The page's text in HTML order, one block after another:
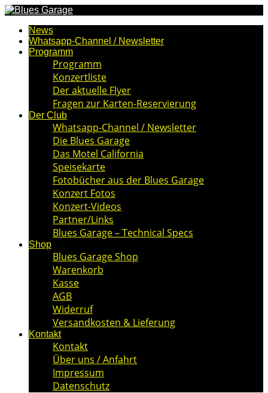
News
Whatsapp-Channel / Newsletter
Programm
Programm
Konzertliste
Der aktuelle Flyer
Fragen zur Karten-Reservierung
Der Club
Whatsapp-Channel / Newsletter
Die Blues Garage
Das Motel California
Speisekarte
Fotobücher aus der Blues Garage
Konzert Fotos
Konzert-Videos
Partner/Links
Blues Garage – Technical Specs
Shop
Blues Garage Shop
Warenkorb
Kasse
AGB
Widerruf
Versandkosten & Lieferung
Kontakt
Kontakt
Über uns / Anfahrt
Impressum
Datenschutz